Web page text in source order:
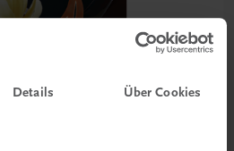
Details Über Cookies